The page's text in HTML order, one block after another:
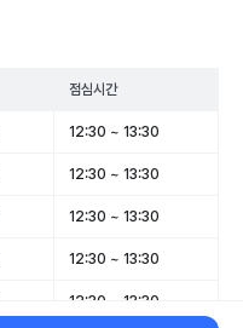
점심시간
12:30 ~ 13:30
12:30 ~ 13:30
12:30 ~ 13:30
12:30 ~ 13:30
12:30 ~ 13:30